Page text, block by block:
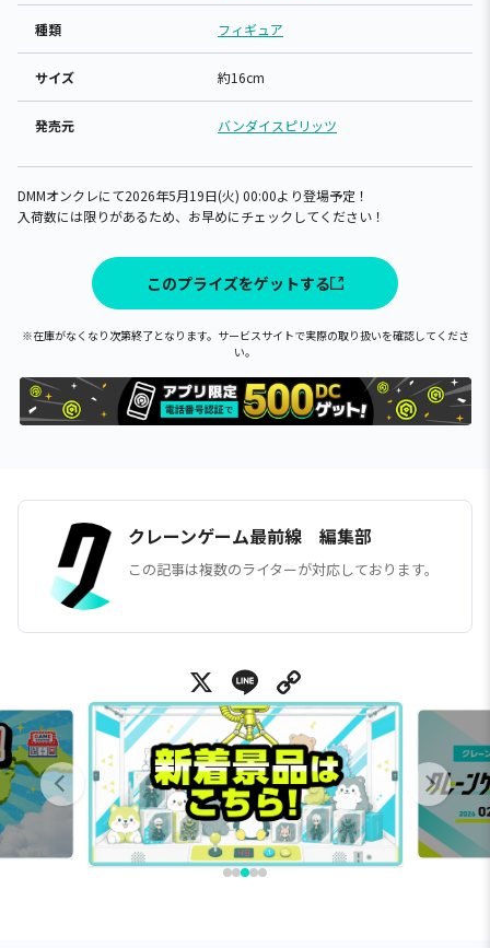
種類 フィギュア
サイズ 約16cm
発売元 バンダイスピリッツ
DMMオンクレにて2026年5月19日(火) 00:00より登場予定！
入荷数には限りがあるため、お早めにチェックしてください！
このプライズをゲットする
※在庫がなくなり次第終了となります。サービスサイトで実際の取り扱いを確認してくださ
い。
クレーンゲーム最前線 編集部
この記事は複数のライターが対応しております。
X Line